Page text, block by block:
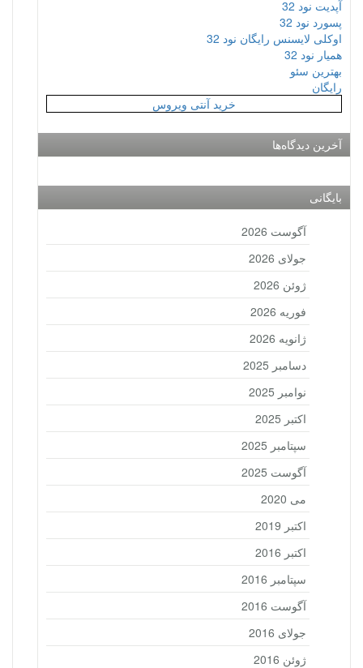
آپدیت نود 32
پسورد نود 32
اوکلی لایسنس رایگان نود 32
همیار نود 32
بهترین سئو
رایگان
خرید آنتی ویروس
آخرین دیدگاه‌ها
بایگانی
آگوست 2026
جولای 2026
ژوئن 2026
فوریه 2026
ژانویه 2026
دسامبر 2025
نوامبر 2025
اکتبر 2025
سپتامبر 2025
آگوست 2025
می 2020
اکتبر 2019
اکتبر 2016
سپتامبر 2016
آگوست 2016
جولای 2016
ژوئن 2016